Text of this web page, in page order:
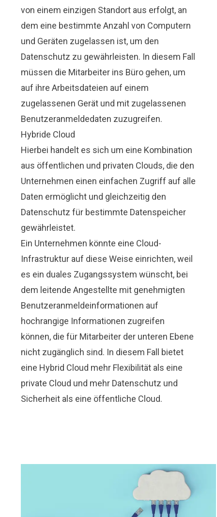
von einem einzigen Standort aus erfolgt, an
dem eine bestimmte Anzahl von Computern
und Geräten zugelassen ist, um den
Datenschutz zu gewährleisten. In diesem Fall
müssen die Mitarbeiter ins Büro gehen, um
auf ihre Arbeitsdateien auf einem
zugelassenen Gerät und mit zugelassenen
Benutzeranmeldedaten zuzugreifen.
Hybride Cloud
Hierbei handelt es sich um eine Kombination
aus öffentlichen und privaten Clouds, die den
Unternehmen einen einfachen Zugriff auf alle
Daten ermöglicht und gleichzeitig den
Datenschutz für bestimmte Datenspeicher
gewährleistet.
Ein Unternehmen könnte eine Cloud-
Infrastruktur auf diese Weise einrichten, weil
es ein duales Zugangssystem wünscht, bei
dem leitende Angestellte mit genehmigten
Benutzeranmeldeinformationen auf
hochrangige Informationen zugreifen
können, die für Mitarbeiter der unteren Ebene
nicht zugänglich sind. In diesem Fall bietet
eine Hybrid Cloud mehr Flexibilität als eine
private Cloud und mehr Datenschutz und
Sicherheit als eine öffentliche Cloud.